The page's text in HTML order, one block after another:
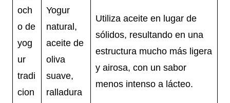
och
o de
yog
ur
tradi
cion
Yogur
natural,
aceite de
oliva
suave,
ralladura
Utiliza aceite en lugar de
sólidos, resultando en una
estructura mucho más ligera
y airosa, con un sabor
menos intenso a lácteo.